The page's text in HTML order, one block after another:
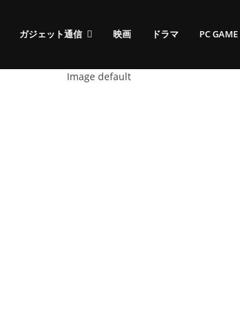
ガジェット通信 映画 ドラマ PC GAME